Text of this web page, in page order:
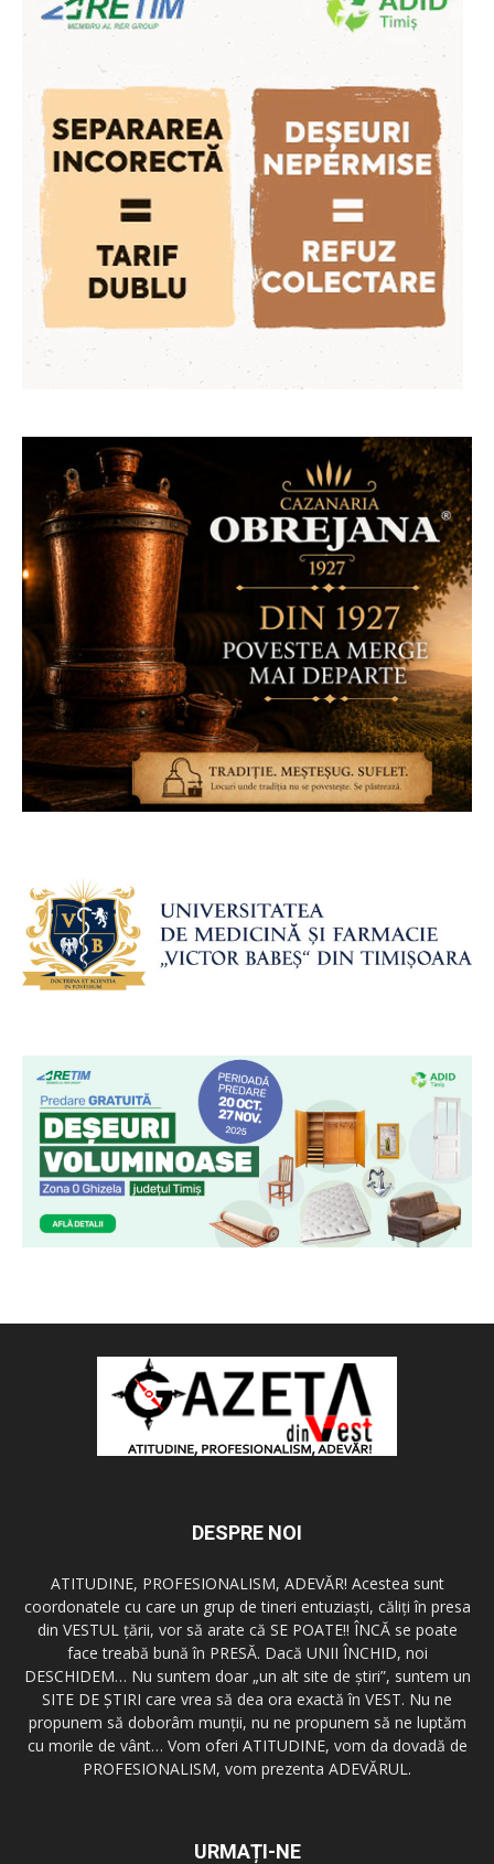
DESPRE NOI
ATITUDINE, PROFESIONALISM, ADEVĂR! Acestea sunt
coordonatele cu care un grup de tineri entuziaşti, căliţi în presa
din VESTUL ţării, vor să arate că SE POATE!! ÎNCĂ se poate
face treabă bună în PRESĂ. Dacă UNII ÎNCHID, noi
DESCHIDEM… Nu suntem doar „un alt site de ştiri”, suntem un
SITE DE ŞTIRI care vrea să dea ora exactă în VEST. Nu ne
propunem să doborâm munţii, nu ne propunem să ne luptăm
cu morile de vânt… Vom oferi ATITUDINE, vom da dovadă de
PROFESIONALISM, vom prezenta ADEVĂRUL.
URMAȚI-NE